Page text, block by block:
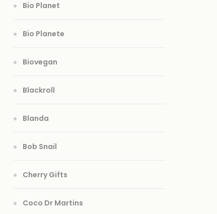
Bio Planet
Bio Planete
Biovegan
Blackroll
Blanda
Bob Snail
Cherry Gifts
Coco Dr Martins